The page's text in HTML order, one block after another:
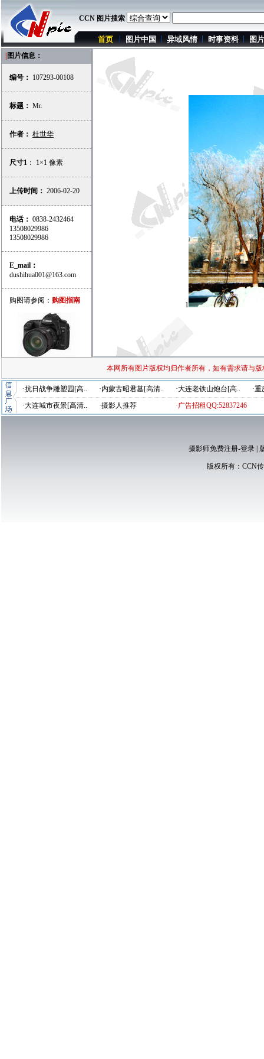
CCN 图片搜索
首页 图片中国 异域风情 时事资料 图
图片信息：
编号： 107293-00108
标题： Mr.
作者： 杜世华
尺寸1 ： 1×1 像素
上传时间： 2006-02-20
电话： 0838-2432464
13508029986
13508029986
E_mail：
dushihua001@163.com
购图请参阅： 购图指南
1
本网所有图片版权均归作者所有，如有需求请与
·抗日战争雕塑园[高.. ·内蒙古昭君墓[高清.. ·大连老铁山炮台[高..
·
·大连城市夜景[高清..
·摄影人推荐 ·广告招租QQ:52837246
摄影师免费注册-登录|
版权所有： CCN